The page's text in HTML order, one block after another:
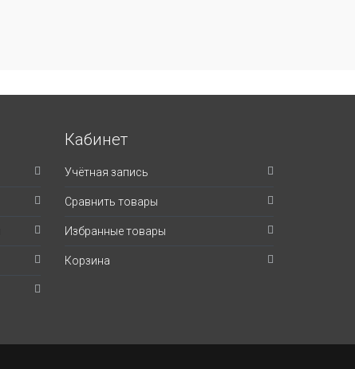
Кабинет
Учётная запись
Сравнить товары
Избранные товары
Корзина